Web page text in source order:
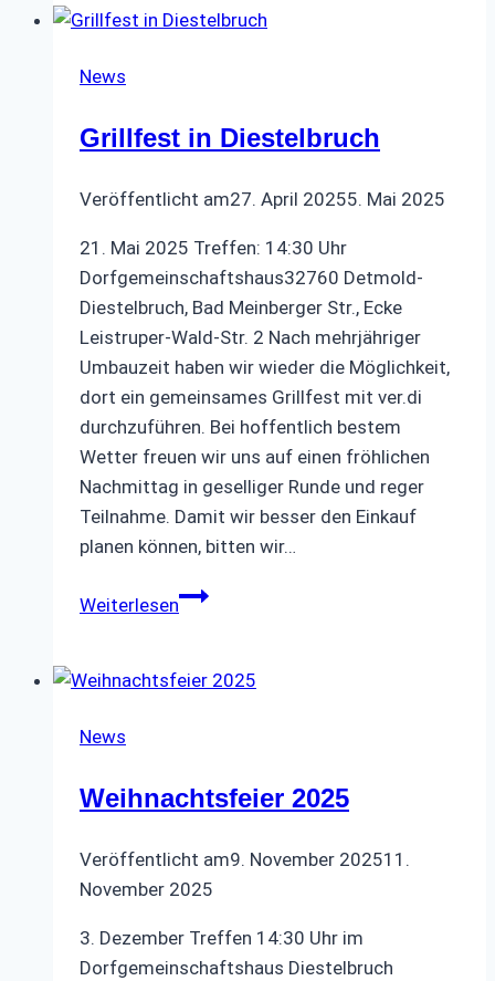
August
News
Grillfest in Diestelbruch
Veröffentlicht am27. April 20255. Mai 2025
21. Mai 2025 Treffen: 14:30 Uhr
Dorfgemeinschaftshaus32760 Detmold-
Diestelbruch, Bad Meinberger Str., Ecke
Leistruper-Wald-Str. 2 Nach mehrjähriger
Umbauzeit haben wir wieder die Möglichkeit,
dort ein gemeinsames Grillfest mit ver.di
durchzuführen. Bei hoffentlich bestem
Wetter freuen wir uns auf einen fröhlichen
Nachmittag in geselliger Runde und reger
Teilnahme. Damit wir besser den Einkauf
planen können, bitten wir…
WeiterlesenGrillfest
News
Weihnachtsfeier 2025
Veröffentlicht am9. November 202511.
November 2025
3. Dezember Treffen 14:30 Uhr im
Dorfgemeinschaftshaus Diestelbruch